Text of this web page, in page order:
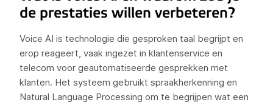
de prestaties willen verbeteren?
Voice AI is technologie die gesproken taal begrijpt en
erop reageert, vaak ingezet in klantenservice en
telecom voor geautomatiseerde gesprekken met
klanten. Het systeem gebruikt spraakherkenning en
Natural Language Processing om te begrijpen wat een